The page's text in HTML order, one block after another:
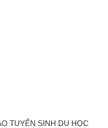
TUYỂN SINH DU HỌC